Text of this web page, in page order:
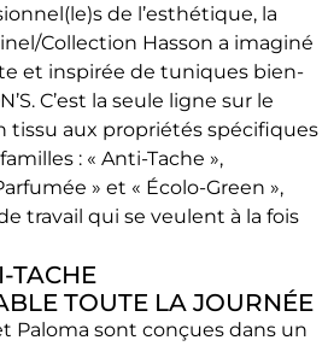
de l’esthétique, la
Collection Hasson a imaginé
et inspirée de tuniques bien-
C’est la seule ligne sur le
tissu aux propriétés spécifiques
: « Anti-Tache »,
» et « Écolo-Green »,
travail qui se veulent à la fois
TACHE
TOUTE LA JOURNÉE
Paloma sont conçues dans un